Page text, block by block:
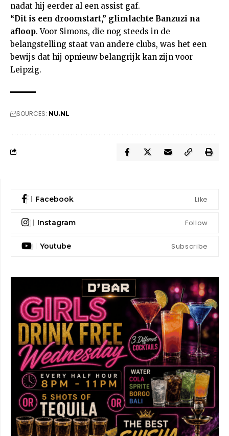
nadat hij eerder al een assist gaf.
“Dit is een droomstart,” glimlachte Banzuzi na
afloop. Voor Simons, die nog steeds in de
belangstelling staat van andere clubs, was het een
bewijs dat hij opnieuw belangrijk kan zijn voor
Leipzig.
SOURCES: NU.NL
Facebook Like
Instagram Follow
Youtube Subscribe